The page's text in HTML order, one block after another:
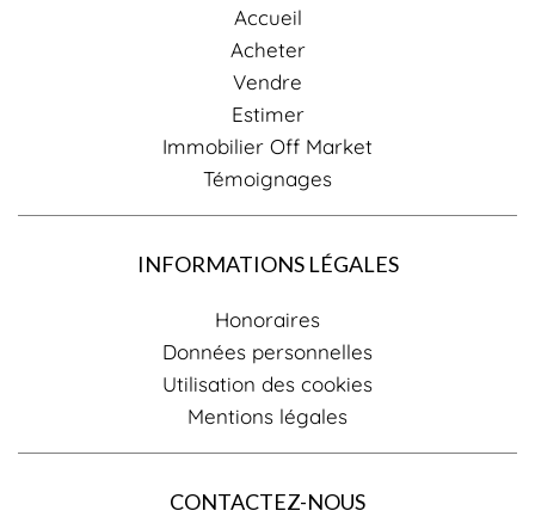
Accueil
Acheter
Vendre
Estimer
Immobilier Off Market
Témoignages
INFORMATIONS LÉGALES
Honoraires
Données personnelles
Utilisation des cookies
Mentions légales
CONTACTEZ-NOUS